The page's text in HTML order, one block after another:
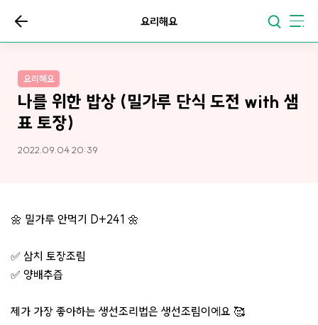
요리해요
요리해요
나를 위한 밥상 (밀가루 단식 도전 with 샘
표 토장)
2022.09.04 20:39
🌼 밀가루 안먹기 D+241 🌼
✅ 삼치 토장조림
✅ 양배추즙
제가 가장 좋아하는 생선조리법은 생선조림이에요 🥰